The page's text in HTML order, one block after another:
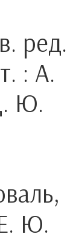
ред.
: А.
Ю.
Ю.